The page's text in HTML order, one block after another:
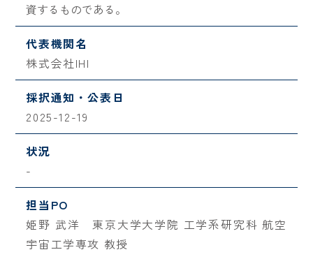
資するものである。
代表機関名
株式会社IHI
採択通知・公表日
2025-12-19
状況
-
担当PO
姫野 武洋 東京大学大学院 工学系研究科 航空
宇宙工学専攻 教授